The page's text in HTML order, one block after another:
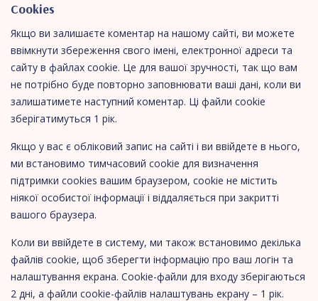
Cookies
Якщо ви залишаєте коментар на нашому сайті, ви можете
ввімкнути збереження свого імені, електронної адреси та
сайту в файлах cookie. Це для вашої зручності, так що вам
не потрібно буде повторно заповнювати ваші дані, коли ви
залишатимете наступний коментар. Ці файли cookie
зберігатимуться 1 рік.
Якщо у вас є обліковий запис на сайті і ви ввійдете в нього,
ми встановимо тимчасовий cookie для визначення
підтримки cookies вашим браузером, cookie не містить
ніякої особистої інформації і віддаляється при закритті
вашого браузера.
Коли ви ввійдете в систему, ми також встановимо декілька
файлів cookie, щоб зберегти інформацію про ваш логін та
налаштування екрана. Cookie-файли для входу зберігаються
2 дні, а файли cookie-файлів налаштувань екрану – 1 рік.